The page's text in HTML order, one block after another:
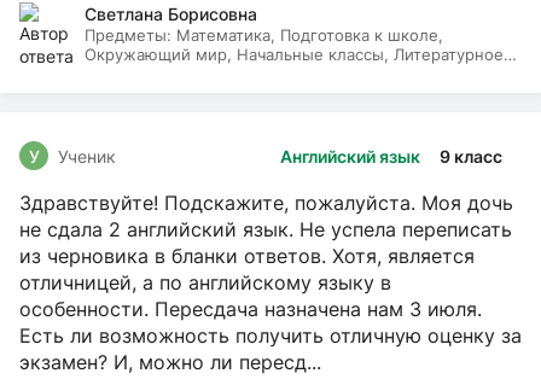
Светлана Борисовна
Предметы: Математика, Подготовка к школе,
Окружающий мир, Начальные классы, Литературное
Английский язык 9 класс
У Ученик
Здравствуйте! Подскажите, пожалуйста. Моя дочь
не сдала 2 английский язык. Не успела переписать
из черновика в бланки ответов. Хотя, является
отличницей, а по английскому языку в
особенности. Пересдача назначена нам 3 июля.
Есть ли возможность получить отличную оценку за
экзамен? И, можно ли пересд...